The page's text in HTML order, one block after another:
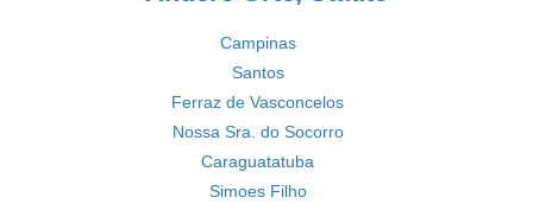
Campinas
Santos
Ferraz de Vasconcelos
Nossa Sra. do Socorro
Caraguatatuba
Simoes Filho